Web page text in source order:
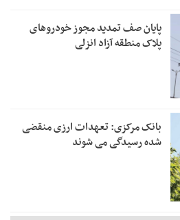
پایان صف تمدید مجوز خودروهای
پلاک منطقه آزاد انزلی
بانک مرکزی: تعهدات ارزی منقضی
شده رسیدگی می شوند